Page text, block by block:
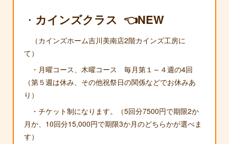
・ カインズクラス 👈NEW
（カインズホーム吉川美南店2階カインズ工房に
て）
・月曜コース、木曜コース 毎月第１～４週の4回
（第５週は休み、その他祝祭日の関係などでお休みあ
り）
・チケット制になります。（5回分7500円で期限2か
月か、10回分15,000円で期限3か月のどちらかが選べま
す）